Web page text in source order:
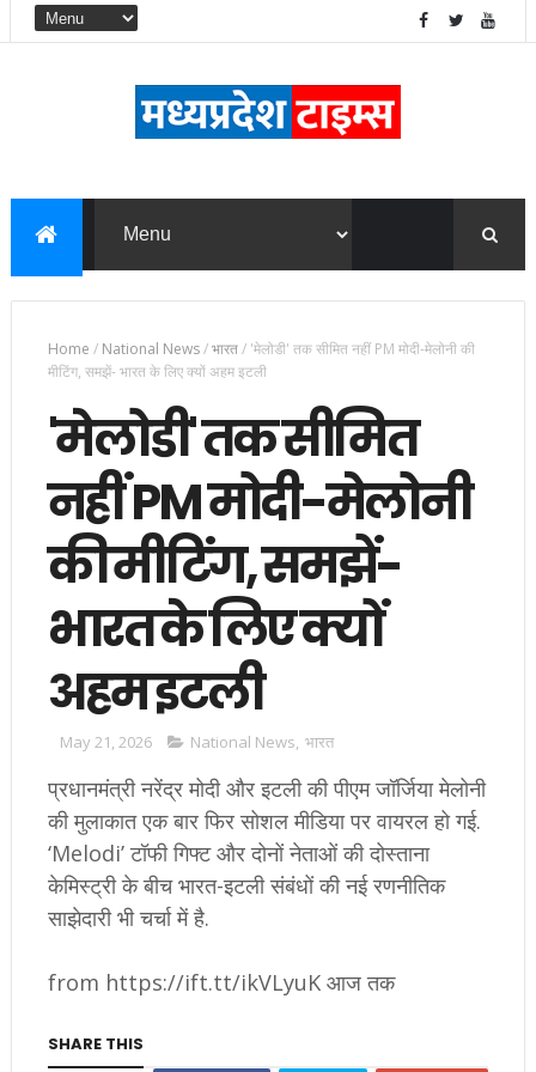
Home / National News/भारत/ 'मेलोडी' तक सीमित नहीं PM मोदी-मेलोनी की
मीटिंग, समझें- भारत के लिए क्यों अहम इटली
'मेलोडी' तक सीमित
नहीं PM मोदी-मेलोनी
की मीटिंग, समझें-
भारत के लिए क्यों
अहम इटली
May 21, 2026 National News, भारत
प्रधानमंत्री नरेंद्र मोदी और इटली की पीएम जॉर्जिया मेलोनी
की मुलाकात एक बार फिर सोशल मीडिया पर वायरल हो गई.
‘Melodi’ टॉफी गिफ्ट और दोनों नेताओं की दोस्ताना
केमिस्ट्री के बीच भारत-इटली संबंधों की नई रणनीतिक
साझेदारी भी चर्चा में है.
from https://ift.tt/ikVLyuK आज तक
SHARE THIS